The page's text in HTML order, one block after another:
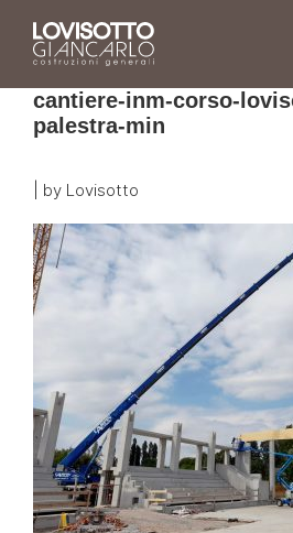
content
cantiere-inm-corso-
palestra-min
by Lovisotto